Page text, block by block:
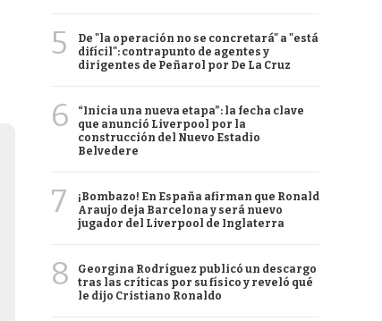
5
De "la operación no se concretará" a "está
difícil": contrapunto de agentes y
dirigentes de Peñarol por De La Cruz
6
“Inicia una nueva etapa”: la fecha clave
que anunció Liverpool por la
construcción del Nuevo Estadio
Belvedere
7
¡Bombazo! En España afirman que Ronald
Araujo deja Barcelona y será nuevo
jugador del Liverpool de Inglaterra
8
Georgina Rodríguez publicó un descargo
tras las críticas por su físico y reveló qué
le dijo Cristiano Ronaldo